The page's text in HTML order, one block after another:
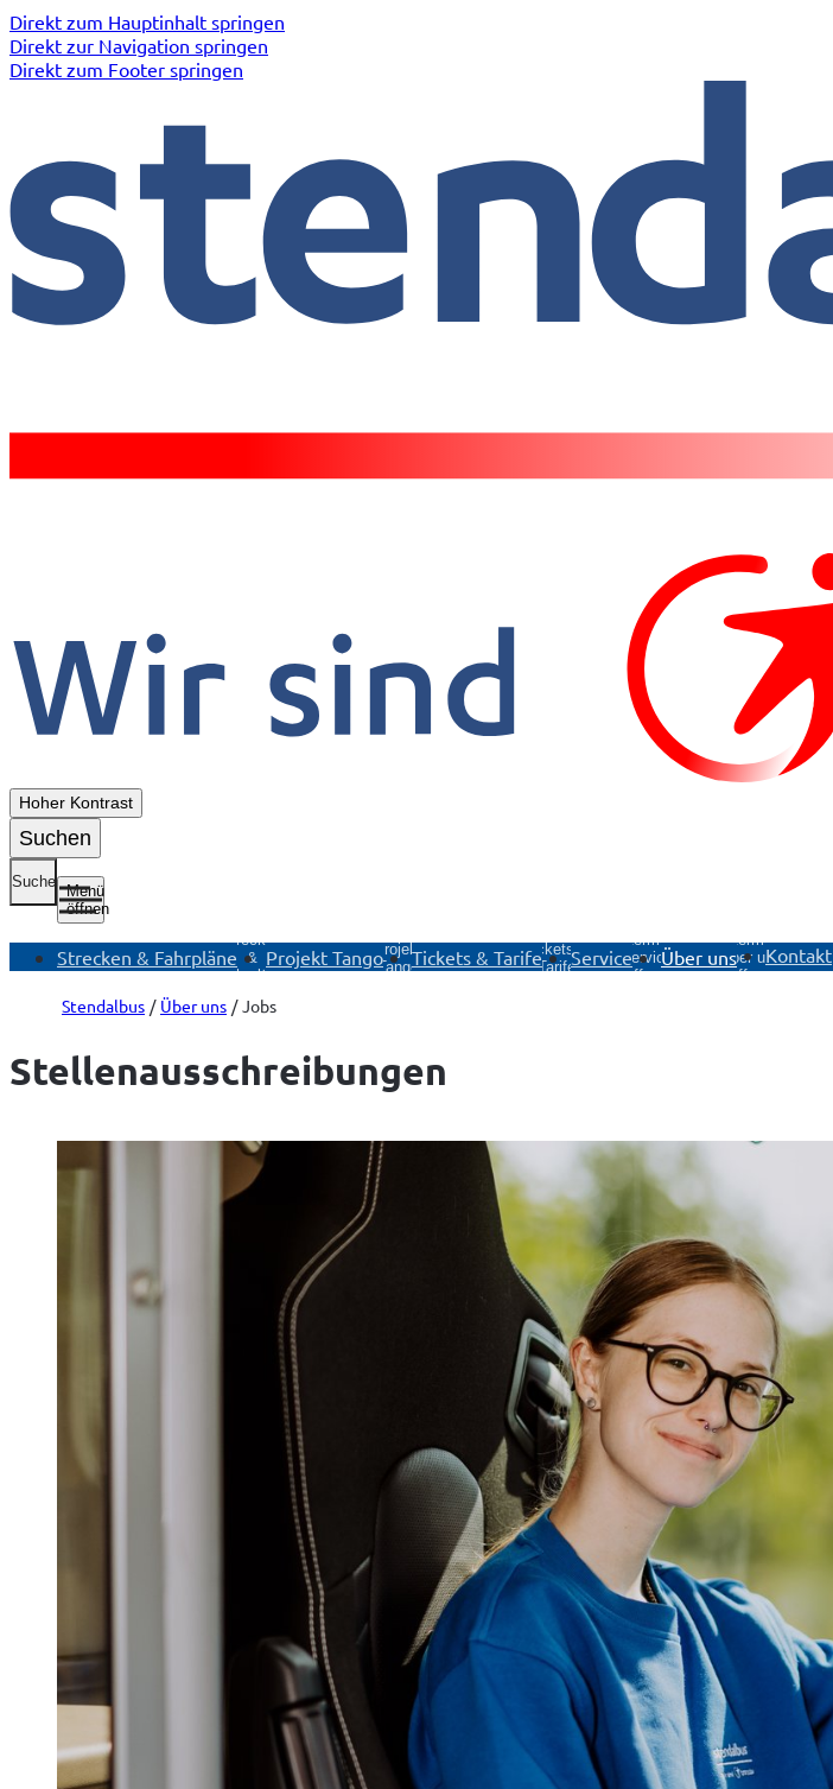
Direkt zum Hauptinhalt springen
Direkt zur Navigation springen
Direkt zum Footer springen
Hoher Kontrast
Suchen
Suche
Menü
öffnen
Strecken & Fahrpläne
Strecken
&
Fahrpläne
Projekt TangoProjekt
TangoTickets & TarifeTickets &
TarifeService
Untermenü
Service
öffnen
Über uns
Untermenü
Über uns
öffnen
Kontakt
Stendalbus Über uns Jobs
Stellenausschreibungen